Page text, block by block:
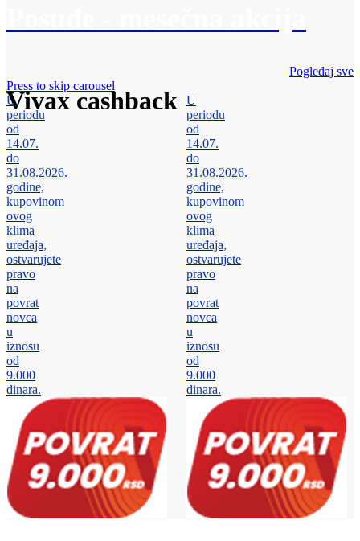
Vivax cashback
Pogledaj sve
Press to skip carousel
U
periodu
od
14.07.
do
31.08.2026.
godine,
kupovinom
ovog
klima
uređaja,
ostvarujete
pravo
na
povrat
novca
u
iznosu
od
9.000
dinara.
U
periodu
od
14.07.
do
31.08.2026.
godine,
kupovinom
ovog
klima
uređaja,
ostvarujete
pravo
na
povrat
novca
u
iznosu
od
9.000
dinara.